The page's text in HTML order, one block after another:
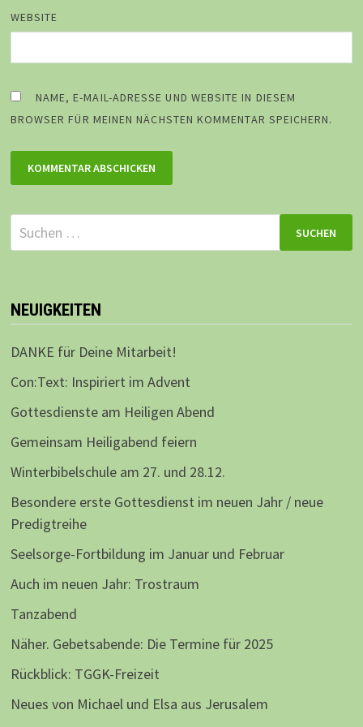
WEBSITE
NAME, E-MAIL-ADRESSE UND WEBSITE IN DIESEM
BROWSER FÜR MEINEN NÄCHSTEN KOMMENTAR SPEICHERN.
Suchen
nach:
NEUIGKEITEN
DANKE für Deine Mitarbeit!
Con:Text: Inspiriert im Advent
Gottesdienste am Heiligen Abend
Gemeinsam Heiligabend feiern
Winterbibelschule am 27. und 28.12.
Besondere erste Gottesdienst im neuen Jahr / neue
Predigtreihe
Seelsorge-Fortbildung im Januar und Februar
Auch im neuen Jahr: Trostraum
Tanzabend
Näher. Gebetsabende: Die Termine für 2025
Rückblick: TGGK-Freizeit
Neues von Michael und Elsa aus Jerusalem